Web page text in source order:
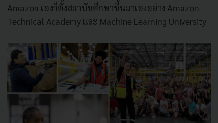
Amazon เองก็ตั้งสถาบันศึกษาขึ้นมาเองอย่าง Amazon
Technical Academy และ Machine Learning University